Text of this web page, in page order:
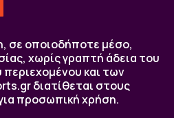
σε οποιοδήποτε μέσο,
χωρίς γραπτή άδεια του
και των
διατίθεται στους
προσωπική χρήση.